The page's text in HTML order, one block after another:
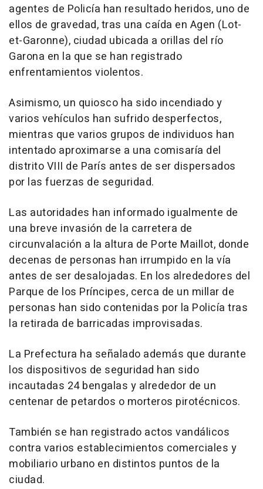
agentes de Policía han resultado heridos, uno de
ellos de gravedad, tras una caída en Agen (Lot-
et-Garonne), ciudad ubicada a orillas del río
Garona en la que se han registrado
enfrentamientos violentos.
Asimismo, un quiosco ha sido incendiado y
varios vehículos han sufrido desperfectos,
mientras que varios grupos de individuos han
intentado aproximarse a una comisaría del
distrito VIII de París antes de ser dispersados
por las fuerzas de seguridad.
Las autoridades han informado igualmente de
una breve invasión de la carretera de
circunvalación a la altura de Porte Maillot, donde
decenas de personas han irrumpido en la vía
antes de ser desalojadas. En los alrededores del
Parque de los Príncipes, cerca de un millar de
personas han sido contenidas por la Policía tras
la retirada de barricadas improvisadas.
La Prefectura ha señalado además que durante
los dispositivos de seguridad han sido
incautadas 24 bengalas y alrededor de un
centenar de petardos o morteros pirotécnicos.
También se han registrado actos vandálicos
contra varios establecimientos comerciales y
mobiliario urbano en distintos puntos de la
ciudad.